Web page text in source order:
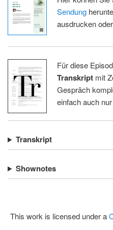
Sendung
ausdrucken
Für diese
Transkriptmit
Gespräch
einfach auch
Transkript
Shownotes
This work is licensed under a